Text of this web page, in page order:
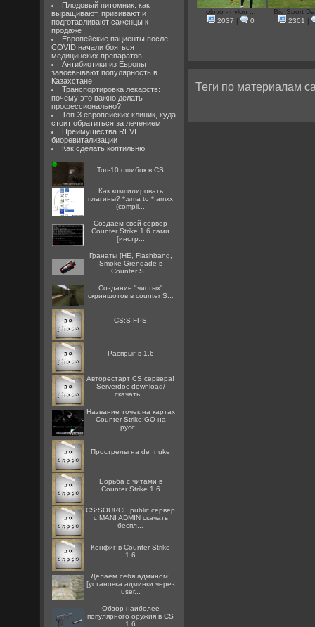
Плодовый питомник: как
выращивают, прививают и
подготавливают саженцы к
продаже
Европейские пациенты после
COVID начали бояться
медицинских препаратов
Антибиотики из Европы
завоевывают популярность в
Казахстане
Транспортировка лекарств:
почему это важно делать
профессионально?
Топ-3 европейских клиник, куда
стоит обратиться за лечением
Преимущества REVI
биоревитализации
Как сделать коптильню
Топ-10 ошибок в CS
Как компилировать
плагины? *.sma to *.amxx
(compil...
Создаём свой сервер
Counter Strike 1.6 сами
[инстр...
Гранаты [HE, Flashbang,
Smoke Grendade в
Counter S...
Создание "чистых"
скриншотов в counter S...
CS:S FPS
Распрыг в 1.6
Авторестарт CS сервера!
Serverdoc download/
скачать...
Название точек на картах
Counter-Strike:GO на
русс...
Прострелы на de_nuke
Борьба с читами в
Counter Strike 1.6
CS:SOURCE public сервер
с MANI ADMIN скачать
беспл...
Конфиг в Counter Strike
1.6
Делаем себя админом!
[установка админки через
user...
Обзор наиболее
популярного оружия в CS
1.6
olovo - nylon ...
2037
| 0
Big Sport
2301
|
Теги по материалам